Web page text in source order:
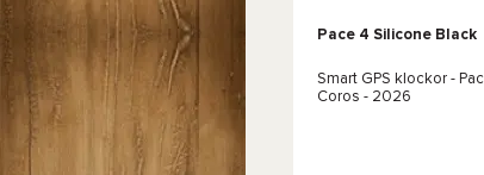
Pace 4 Silicone Black
Smart GPS klockor -
Coros - 2026